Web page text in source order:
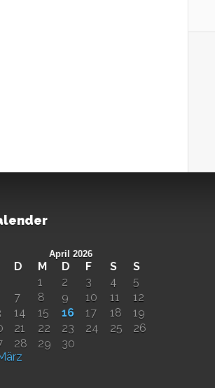
April 2026
D M D F S
S
1
2 3 4
5
7 8 9 10 11
12
14 15 16 17 18
19
21 22 23 24 25
26
28 29
30